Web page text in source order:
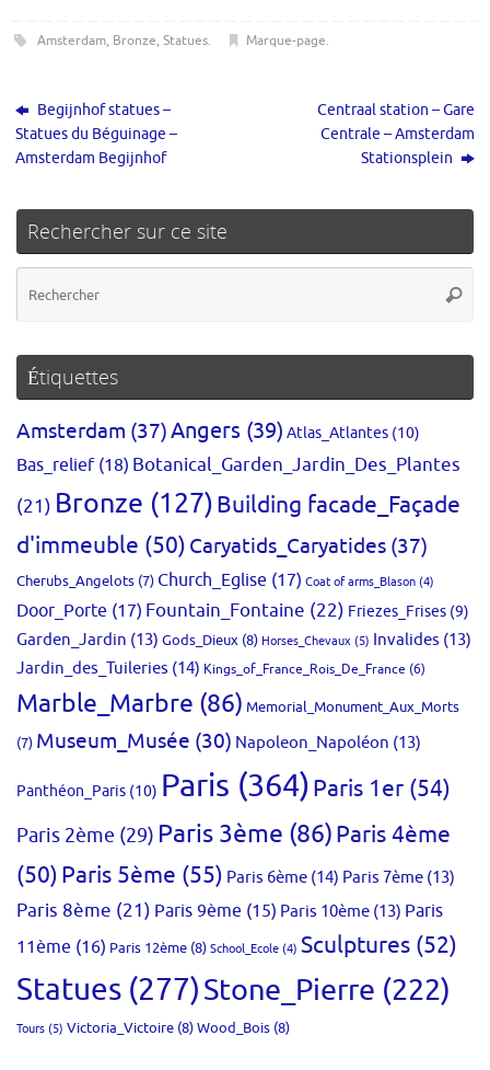
Amsterdam, Bronze, Statues. Marque-page.
Begijnhof statues –
Statues du Béguinage –
Amsterdam Begijnhof
Centraal station – Gare
Centrale – Amsterdam
Stationsplein
Rechercher sur ce site
Étiquettes
Amsterdam (37)Angers (39) Atlas_Atlantes (10)
Bas_relief(18) Botanical_Garden_Jardin_Des_Plantes
(21) Bronze (127)Building facade_Façade
d'immeuble (50) Caryatids_Caryatides (37)
Cherubs_Angelots (7) Church_Eglise (17) Coat of arms_Blason (4)
Door_Porte (17) Fountain_Fontaine (22) Friezes_Frises (9)
Garden_Jardin (13) Gods_Dieux (8) Horses_Chevaux (5) Invalides (13)
Jardin_des_Tuileries (14) Kings_of_France_Rois_De_France (6)
Marble_Marbre (86) Memorial_Monument_Aux_Morts
(7) Museum_Musée (30) Napoleon_Napoléon (13)
Panthéon_Paris (10) Paris (364)Paris 1er (54)
Paris 2ème (29) Paris 3ème (86)Paris 4ème
(50)Paris 5ème (55) Paris 6ème (14) Paris 7ème (13)
Paris 8ème (21) Paris 9ème (15) Paris 10ème (13) Paris
11ème (16) Paris 12ème (8) School_Ecole (4) Sculptures (52)
Statues (277)Stone_Pierre (222)
Tours (5) Victoria_Victoire (8)Wood_Bois (8)